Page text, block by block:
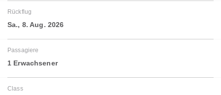
Rückflug
Sa., 8. Aug. 2026
Passagiere
1 Erwachsener
Class